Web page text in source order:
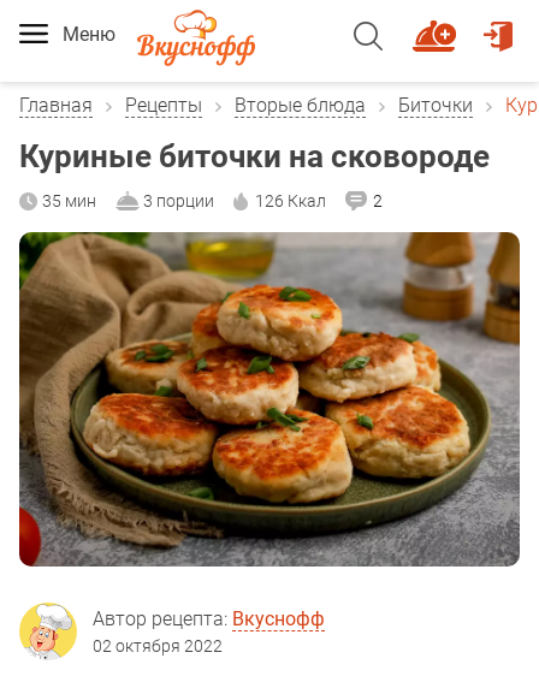
Меню
Главная Рецепты Вторые блюда Биточки
Куриные биточки на сковороде
35 мин 3 порции 126 Ккал 2
Автор рецепта: Вкуснофф
02 октября 2022